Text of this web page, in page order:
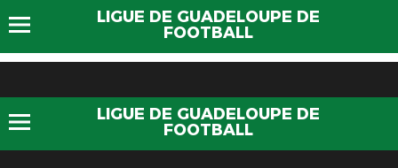
LIGUE DE GUADELOUPE DE
FOOTBALL